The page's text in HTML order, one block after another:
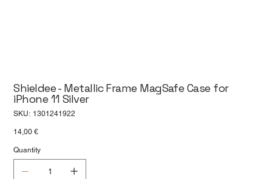
Shieldee - Metallic Frame MagSafe Case for
iPhone 11 Silver
SKU: SKU
1301241922
Price
14,00 €
Quantity